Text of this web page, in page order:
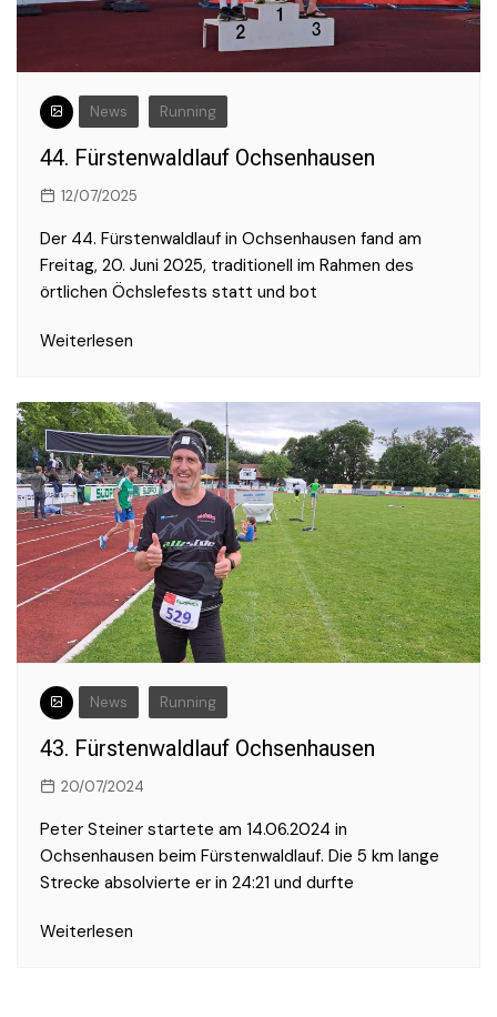
News Running
44. Fürstenwaldlauf Ochsenhausen
12/07/2025
Der 44. Fürstenwaldlauf in Ochsenhausen fand am
Freitag, 20. Juni 2025, traditionell im Rahmen des
örtlichen Öchslefests statt und bot
Weiterlesen
News Running
43. Fürstenwaldlauf Ochsenhausen
20/07/2024
Peter Steiner startete am 14.06.2024 in
Ochsenhausen beim Fürstenwaldlauf. Die 5 km lange
Strecke absolvierte er in 24:21 und durfte
Weiterlesen